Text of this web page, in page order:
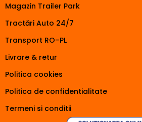
Magazin Trailer Park
Tractări Auto 24/7
Transport RO–PL
Livrare & retur
Politica cookies
Politica de confidentialitate
Termeni si conditii